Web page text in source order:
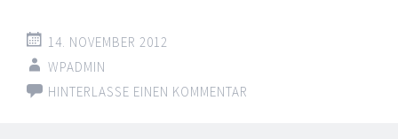
14. NOVEMBER 2012
WPADMIN
HINTERLASSE EINEN KOMMENTAR